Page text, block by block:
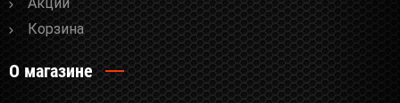
Корзина
О магазине